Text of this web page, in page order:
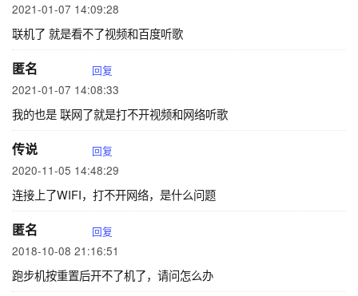
2021-01-07 14:09:28
联机了 就是看不了视频和百度听歌
匿名 回复
2021-01-07 14:08:33
我的也是 联网了就是打不开视频和网络听歌
传说 回复
2020-11-05 14:48:29
连接上了WIFI，打不开网络，是什么问题
匿名 回复
2018-10-08 21:16:51
跑步机按重置后开不了机了，请问怎么办